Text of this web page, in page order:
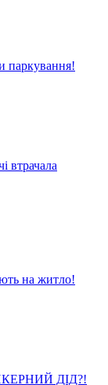
паркування!
втрачала
на житло!
ДІД?!